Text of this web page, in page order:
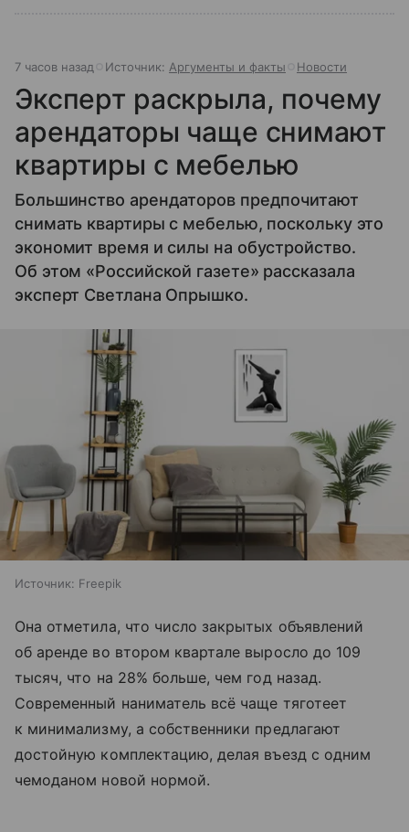
7 часов назад Источник: Аргументы и факты Новости
Эксперт раскрыла, почему
арендаторы чаще снимают
квартиры с мебелью
Большинство арендаторов предпочитают
снимать квартиры с мебелью, поскольку это
экономит время и силы на обустройство.
Об этом «Российской газете» рассказала
эксперт Светлана Опрышко.
Источник: Freepik
Она отметила, что число закрытых объявлений
об аренде во втором квартале выросло до 109
тысяч, что на 28% больше, чем год назад.
Современный наниматель всё чаще тяготеет
к минимализму, а собственники предлагают
достойную комплектацию, делая въезд с одним
чемоданом новой нормой.